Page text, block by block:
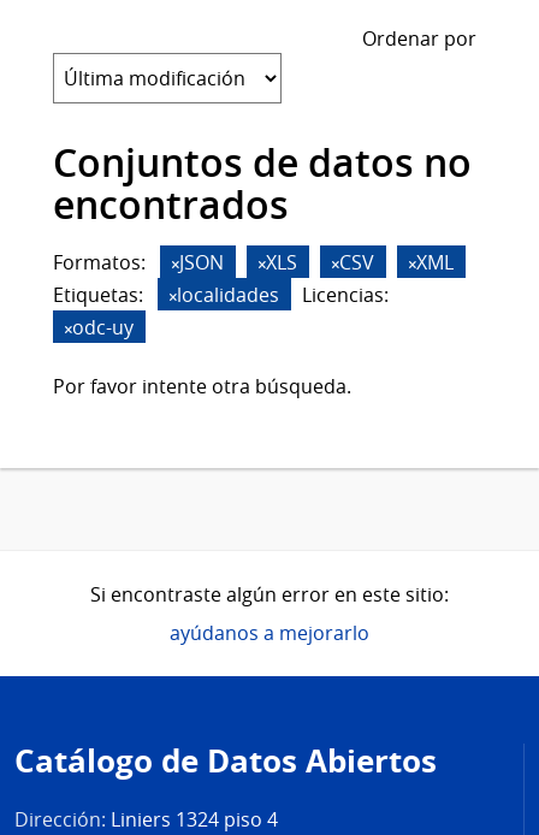
Ordenar por
Conjuntos de datos no
encontrados
Formatos: JSON XLS CSV
XML
Etiquetas:
localidades
Licencias:
odc-uy
Por favor intente otra búsqueda.
Si encontraste algún error en este sitio:
ayúdanos a mejorarlo
de
página
Catálogo de Datos Abiertos
Dirección: Liniers 1324 piso 4